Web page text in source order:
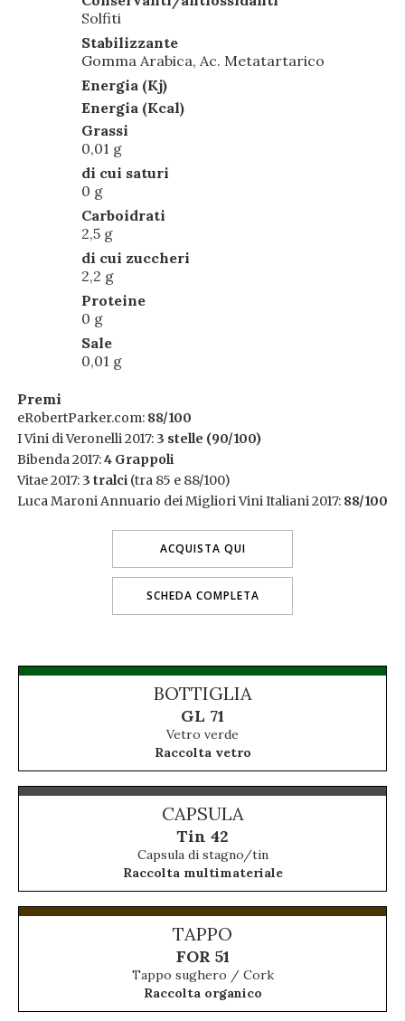
Solfiti
Stabilizzante
Gomma Arabica, Ac. Metatartarico
Energia (Kj)
Energia (Kcal)
Grassi
0,01 g
di cui saturi
0 g
Carboidrati
2,5 g
di cui zuccheri
2,2 g
Proteine
0 g
Sale
0,01 g
Premi
eRobertParker.com: 88/100
I Vini di Veronelli 2017: 3 stelle (90/100)
Bibenda 2017:4 Grappoli
Vitae 2017: 3 tralci (tra 85 e 88/100)
Luca Maroni Annuario dei Migliori Vini Italiani 2017: 88/100
ACQUISTA QUI
SCHEDA COMPLETA
BOTTIGLIA
GL 71
Vetro verde
Raccolta vetro
CAPSULA
Tin 42
Capsula di stagno/tin
Raccolta multimateriale
TAPPO
FOR 51
Tappo sughero / Cork
Raccolta organico